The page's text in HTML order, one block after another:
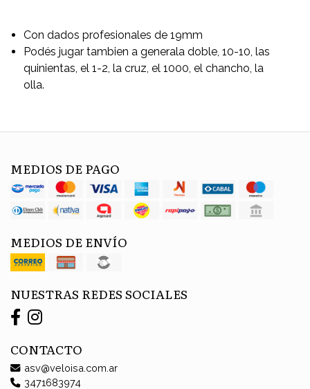
Con dados profesionales de 19mm
Podés jugar tambien a generala doble, 10-10, las
quinientas, el 1-2, la cruz, el 1000, el chancho, la
olla.
MEDIOS DE PAGO
MEDIOS DE ENVÍO
NUESTRAS REDES SOCIALES
CONTACTO
asv@veloisa.com.ar
3471683974